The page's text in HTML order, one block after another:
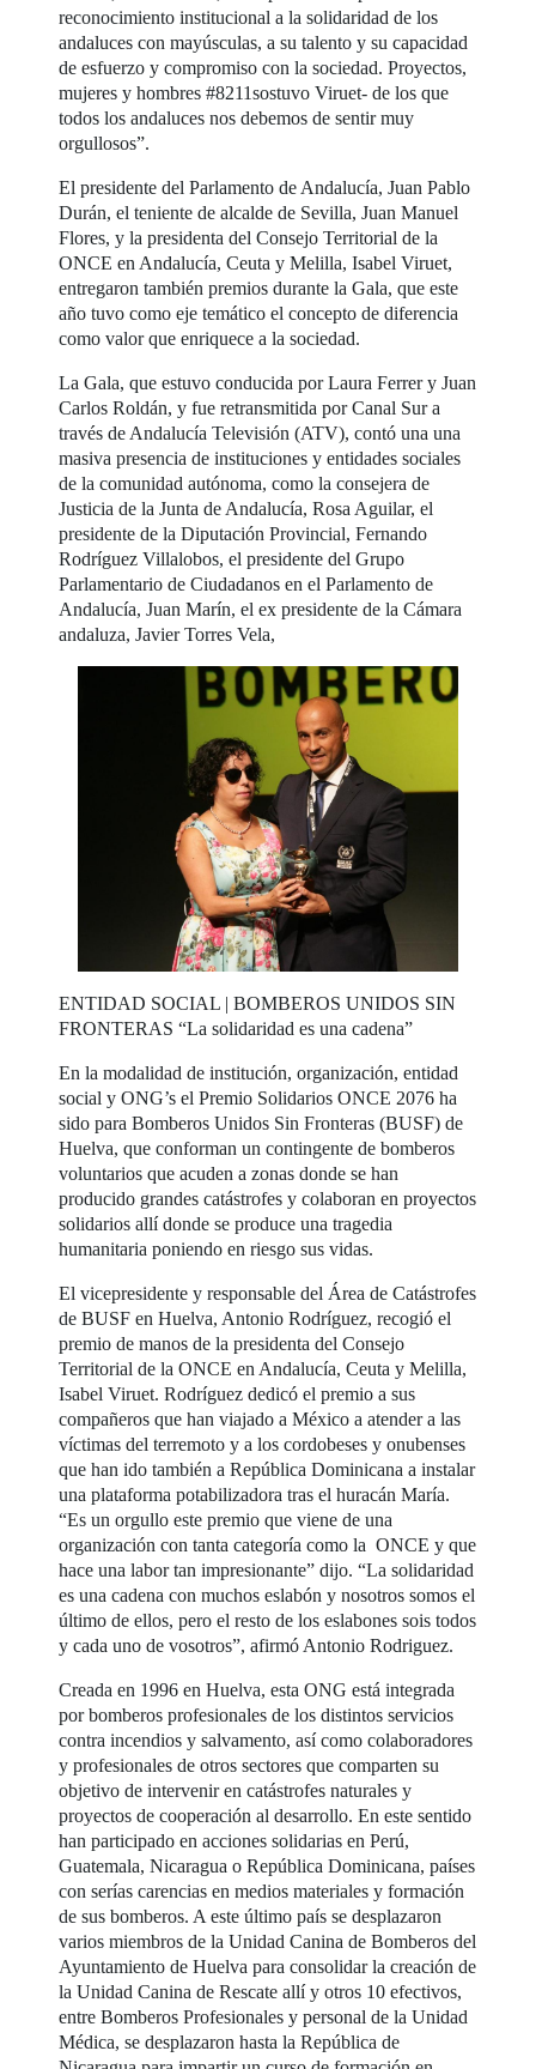
reconocimiento institucional a la solidaridad de los
andaluces con mayúsculas, a su talento y su capacidad
de esfuerzo y compromiso con la sociedad. Proyectos,
mujeres y hombres #8211sostuvo Viruet- de los que
todos los andaluces nos debemos de sentir muy
orgullosos”.
El presidente del Parlamento de Andalucía, Juan Pablo
Durán, el teniente de alcalde de Sevilla, Juan Manuel
Flores, y la presidenta del Consejo Territorial de la
ONCE en Andalucía, Ceuta y Melilla, Isabel Viruet,
entregaron también premios durante la Gala, que este
año tuvo como eje temático el concepto de diferencia
como valor que enriquece a la sociedad.
La Gala, que estuvo conducida por Laura Ferrer y Juan
Carlos Roldán, y fue retransmitida por Canal Sur a
través de Andalucía Televisión (ATV), contó una una
masiva presencia de instituciones y entidades sociales
de la comunidad autónoma, como la consejera de
Justicia de la Junta de Andalucía, Rosa Aguilar, el
presidente de la Diputación Provincial, Fernando
Rodríguez Villalobos, el presidente del Grupo
Parlamentario de Ciudadanos en el Parlamento de
Andalucía, Juan Marín, el ex presidente de la Cámara
andaluza, Javier Torres Vela,
ENTIDAD SOCIAL | BOMBEROS UNIDOS SIN
FRONTERAS “La solidaridad es una cadena”
En la modalidad de institución, organización, entidad
social y ONG’s el Premio Solidarios ONCE 2076 ha
sido para Bomberos Unidos Sin Fronteras (BUSF) de
Huelva, que conforman un contingente de bomberos
voluntarios que acuden a zonas donde se han
producido grandes catástrofes y colaboran en proyectos
solidarios allí donde se produce una tragedia
humanitaria poniendo en riesgo sus vidas.
El vicepresidente y responsable del Área de Catástrofes
de BUSF en Huelva, Antonio Rodríguez, recogió el
premio de manos de la presidenta del Consejo
Territorial de la ONCE en Andalucía, Ceuta y Melilla,
Isabel Viruet. Rodríguez dedicó el premio a sus
compañeros que han viajado a México a atender a las
víctimas del terremoto y a los cordobeses y onubenses
que han ido también a República Dominicana a instalar
una plataforma potabilizadora tras el huracán María.
“Es un orgullo este premio que viene de una
organización con tanta categoría como la ONCE y que
hace una labor tan impresionante” dijo. “La solidaridad
es una cadena con muchos eslabón y nosotros somos el
último de ellos, pero el resto de los eslabones sois todos
y cada uno de vosotros”, afirmó Antonio Rodriguez.
Creada en 1996 en Huelva, esta ONG está integrada
por bomberos profesionales de los distintos servicios
contra incendios y salvamento, así como colaboradores
y profesionales de otros sectores que comparten su
objetivo de intervenir en catástrofes naturales y
proyectos de cooperación al desarrollo. En este sentido
han participado en acciones solidarias en Perú,
Guatemala, Nicaragua o República Dominicana, países
con serías carencias en medios materiales y formación
de sus bomberos. A este último país se desplazaron
varios miembros de la Unidad Canina de Bomberos del
Ayuntamiento de Huelva para consolidar la creación de
la Unidad Canina de Rescate allí y otros 10 efectivos,
entre Bomberos Profesionales y personal de la Unidad
Médica, se desplazaron hasta la República de